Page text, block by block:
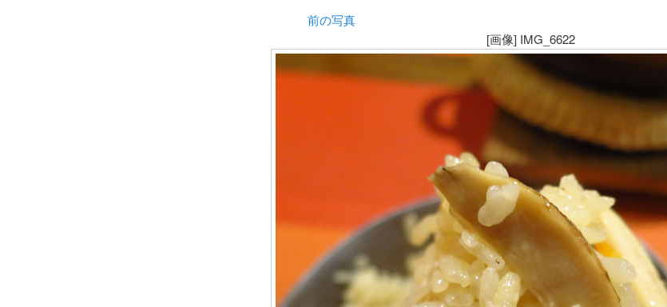
前の写真
[画像] IMG_6622